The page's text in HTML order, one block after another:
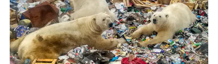
17:45 / 05 Avqust 2026 TİBB
Davamlı qarın köpü təhlükəli ola bilər –